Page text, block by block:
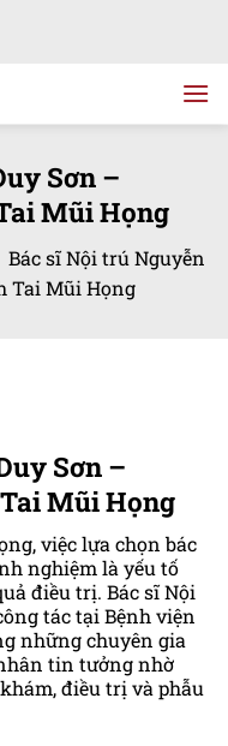
Sơn –
Mũi Họng
Bác sĩ Nội trú Nguyễn
Tai Mũi Họng
Sơn –
Mũi Họng
việc lựa chọn bác
nghiệm là yếu tố
điều trị. Bác sĩ Nội
tác tại Bệnh viện
những chuyên gia
tin tưởng nhờ
điều trị và phẫu